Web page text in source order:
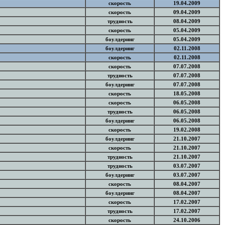
скорость
19.04.2009
скорость
09.04.2009
трудность
08.04.2009
скорость
05.04.2009
боулдеринг
05.04.2009
боулдеринг
02.11.2008
скорость
02.11.2008
скорость
07.07.2008
трудность
07.07.2008
боулдеринг
07.07.2008
скорость
18.05.2008
скорость
06.05.2008
трудность
06.05.2008
боулдеринг
06.05.2008
скорость
19.02.2008
боулдеринг
21.10.2007
скорость
21.10.2007
трудность
21.10.2007
трудность
03.07.2007
боулдеринг
03.07.2007
скорость
08.04.2007
боулдеринг
08.04.2007
скорость
17.02.2007
трудность
17.02.2007
скорость 24.10.2006